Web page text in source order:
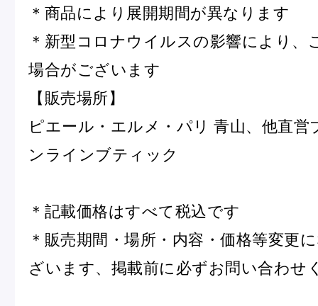
＊商品により展開期間が異なります
＊新型コロナウイルスの影響により、
場合がございます
【販売場所】
ピエール・エルメ・パリ 青山、他直
ンラインブティック
＊記載価格はすべて税込です
＊販売期間・場所・内容・価格等変更
ざいます、掲載前に必ずお問い合わせ